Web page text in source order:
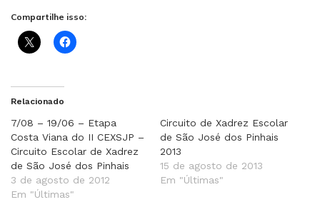
Compartilhe isso:
Relacionado
7/08 – 19/06 – Etapa
Costa Viana do II CEXSJP –
Circuito Escolar de Xadrez
de São José dos Pinhais
3 de agosto de 2012
Em "Últimas"
Circuito de Xadrez Escolar
de São José dos Pinhais
2013
15 de agosto de 2013
Em "Últimas"